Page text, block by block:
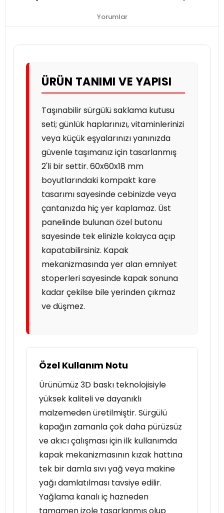
Yorumlar
ÜRÜN TANIMI VE YAPISI
Taşınabilir sürgülü saklama kutusu
seti; günlük haplarınızı, vitaminlerinizi
veya küçük eşyalarınızı yanınızda
güvenle taşımanız için tasarlanmış
2'li bir settir. 60x60x18 mm
boyutlarındaki kompakt kare
tasarımı sayesinde cebinizde veya
çantanızda hiç yer kaplamaz. Üst
panelinde bulunan özel butonu
sayesinde tek elinizle kolayca açıp
kapatabilirsiniz. Kapak
mekanizmasında yer alan emniyet
stoperleri sayesinde kapak sonuna
kadar çekilse bile yerinden çıkmaz
ve düşmez.
Özel Kullanım Notu
Ürünümüz 3D baskı teknolojisiyle
yüksek kaliteli ve dayanıklı
malzemeden üretilmiştir. Sürgülü
kapağın zamanla çok daha pürüzsüz
ve akıcı çalışması için ilk kullanımda
kapak mekanizmasının kızak hattına
tek bir damla sıvı yağ veya makine
yağı damlatılması tavsiye edilir.
Yağlama kanalı iç hazneden